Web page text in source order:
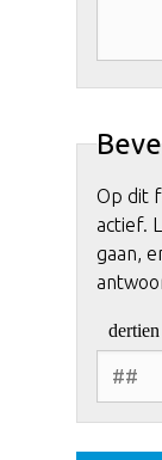
Op dit
actief.
gaan,